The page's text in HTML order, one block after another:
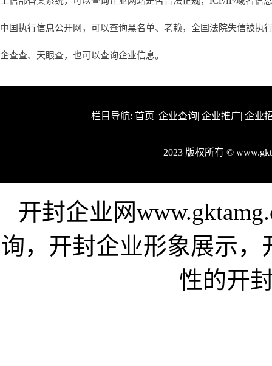
中国执行信息公开网，可以查询黑名单、老赖，全国法院失信被执
企查查、天眼查，也可以查询企业信息。
栏目导航: 首页| 企业查询| 企业推广| 企业
2023 版权所有 ©
开封企业网
询，开封企业形象展示
性的开